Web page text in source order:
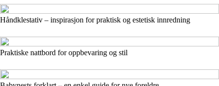
Håndklestativ – inspirasjon for praktisk og estetisk innredning
Praktiske nattbord for oppbevaring og stil